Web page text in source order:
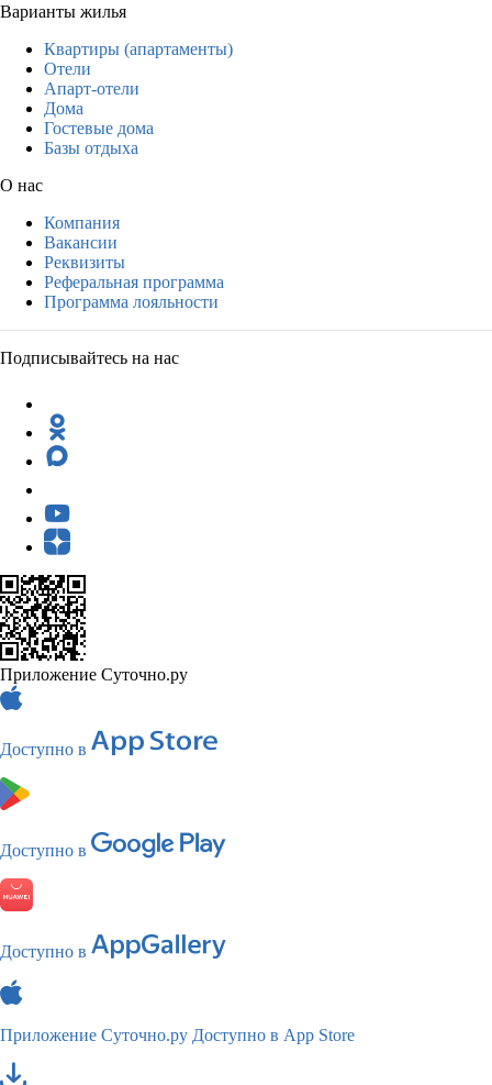
Варианты жилья
Квартиры (апартаменты)
Отели
Апарт-отели
Дома
Гостевые дома
Базы отдыха
О нас
Компания
Вакансии
Реквизиты
Реферальная программа
Программа лояльности
Подписывайтесь на нас
Приложение Суточно.ру
Доступно в
Доступно в
Доступно в
Приложение Суточно.ру Доступно в App Store